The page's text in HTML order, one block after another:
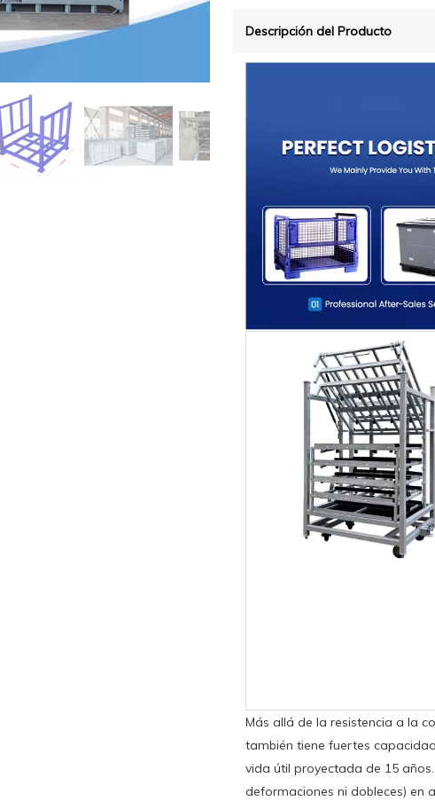
Descripción del Producto
Más allá de la resistencia a la
también tiene fuertes
vida útil proyectada de 15
deformaciones ni dobleces) en